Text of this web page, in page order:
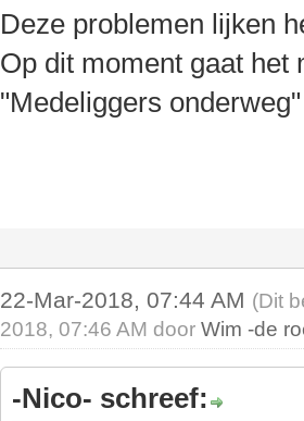
Deze problemen lijken
Op dit moment gaat het
"Medeliggers
22-Mar-2018, 07:44 AM (Dit
2018, 07:46 AM doorWim -de
-Nico- schreef: